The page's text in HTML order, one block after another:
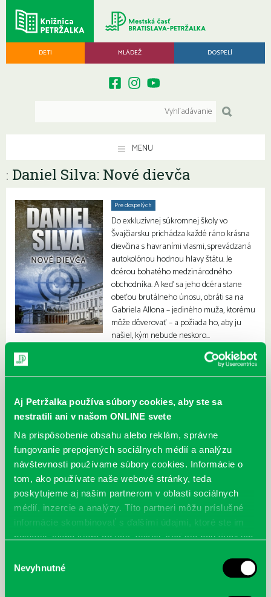
Aj Petržalka používa súbory cookies, aby ste sa
nestratili ani v našom ONLINE svete
Na prispôsobenie obsahu alebo reklám, správne
fungovanie prepojených sociálnych médií a analýzu
návštevnosti používame súbory cookies. Informácie o
tom, ako používate naše webové stránky, teda
poskytujeme aj našim partnerom v oblasti sociálnych
médií, inzercie a analýzy. Títo partneri môžu príslušné
informácie skombinovať s ďalšími údajmi, ktoré ste im
poskytli, alebo ktoré od vás získali, keď ste používali ich
súhlasu
Nevyhnutné
DETI MLÁDEŽ DOSPELÍ
MENU
: Daniel Silva: Nové dievča
Pre dospelých
Do exkluzívnej súkromnej školy vo
Švajčiarsku prichádza každé ráno krásna
dievčina s havraními vlasmi, sprevádzaná
autokolónou hodnou hlavy štátu. Je
dcérou bohatého medzinárodného
obchodníka. A keď sa jeho dcéra stane
obeťou brutálneho únosu, obráti sa na
Gabriela Allona – jediného muža, ktorému
môže dôverovať – a požiada ho, aby ju
našiel, kým nebude neskoro…